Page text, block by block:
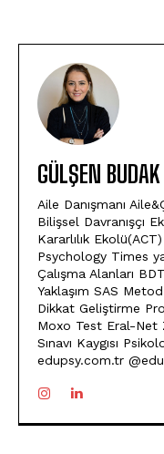
GÜLŞEN BUDAK
Aile Danışmanı
Bilişsel Davranışçı
Kararlılık
Psychology Times
Çalışma Alanları
Yaklaşım SAS
Dikkat Geliştirme
Moxo Test Eral-Net
Sınavı Kaygısı
edupsy.com.tr